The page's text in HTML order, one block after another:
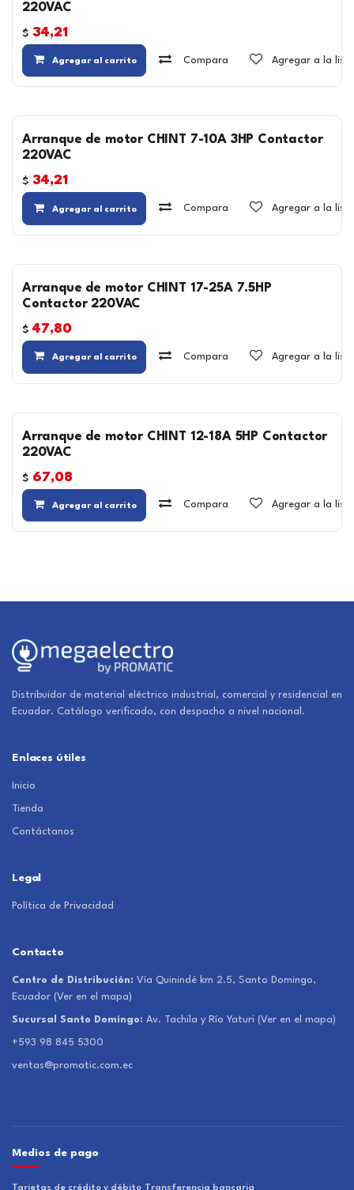
220VAC
$ 34,21
Agregar al carrito Compara Agregar a la
Arranque de motor CHINT 7-10A 3HP Contactor
220VAC
$ 34,21
Agregar al carrito Compara Agregar a la
Arranque de motor CHINT 17-25A 7.5HP
Contactor 220VAC
$ 47,80
Agregar al carrito Compara Agregar a la
Arranque de motor CHINT 12-18A 5HP Contactor
220VAC
$ 67,08
Agregar al carrito Compara Agregar a la
Distribuidor de material eléctrico industrial, comercial y residencial en
Ecuador. Catálogo verificado, con despacho a nivel nacional.
Enlaces útiles
Inicio
Tienda
Contáctanos
Legal
Política de Privacidad
Contacto
Centro de Distribución: Vía Quinindé km 2.5, Santo Domingo,
Ecuador (Ver en el mapa)
Sucursal Santo Domingo: Av. Tachila y Río Yaturi (Ver en el mapa)
+593 98 845 5300
ventas@promatic.com.ec
Medios de pago
Tarjetas de crédito y débito Transferencia bancaria